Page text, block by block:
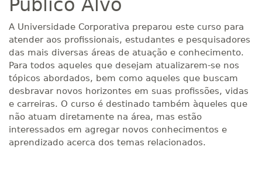
Público Alvo
A Universidade Corporativa preparou este curso para
atender aos profissionais, estudantes e pesquisadores
das mais diversas áreas de atuação e conhecimento.
Para todos aqueles que desejam atualizarem-se nos
tópicos abordados, bem como aqueles que buscam
desbravar novos horizontes em suas profissões, vidas
e carreiras. O curso é destinado também àqueles que
não atuam diretamente na área, mas estão
interessados em agregar novos conhecimentos e
aprendizado acerca dos temas relacionados.